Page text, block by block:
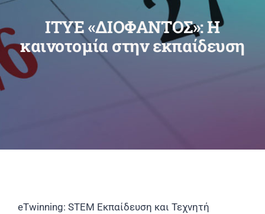
Προηγούμενες Εκθέσεις
Χορηγός
ΙΤΥΕ «ΔΙΟΦΑΝΤΟΣ»: Η
καινοτομία στην εκπαίδευση
eTwinning: STEM Εκπαίδευση και Τεχνητή